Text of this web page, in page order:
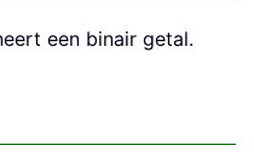
een binair getal.